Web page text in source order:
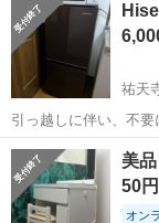
祐天
引っ越しに伴い、不要
く使用しており、正常に
Hisense 型番： HR-G13B 製造年： 2021年製 外形サイズ（約
48...
東京 目黒区
美
50円
オン